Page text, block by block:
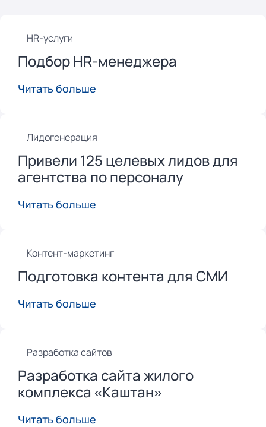
HR-услуги
Подбор HR-менеджера
Читать больше
Лидогенерация
Привели 125 целевых лидов для
агентства по персоналу
Читать больше
Контент-маркетинг
Подготовка контента для СМИ
Читать больше
Разработка сайтов
Разработка сайта жилого
комплекса «Каштан»
Читать больше